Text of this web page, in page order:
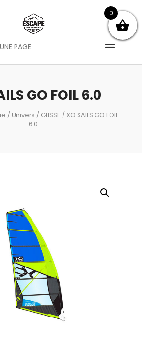
PAGE
GO FOIL 6.0
/ Univers / GLISSE / XO SAILS GO FOIL
6.0
0